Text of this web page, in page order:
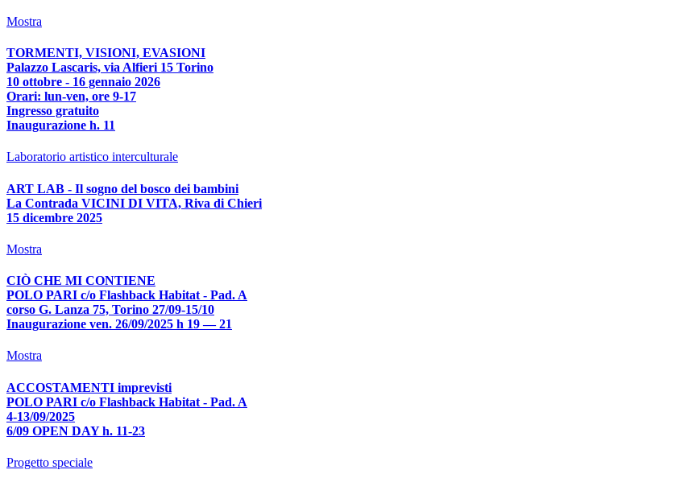
Mostra
TORMENTI, VISIONI, EVASIONI
Palazzo Lascaris, via Alfieri 15 Torino
10 ottobre - 16 gennaio 2026
Orari: lun-ven, ore 9-17
Ingresso gratuito
Inaugurazione h. 11
Laboratorio artistico interculturale
ART LAB - Il sogno del bosco dei bambini
La Contrada VICINI DI VITA, Riva di Chieri
15 dicembre 2025
Mostra
CIÒ CHE MI CONTIENE
POLO PARI c/o Flashback Habitat - Pad. A
corso G. Lanza 75, Torino 27/09-15/10
Inaugurazione ven. 26/09/2025 h 19 — 21
Mostra
ACCOSTAMENTI imprevisti
POLO PARI c/o Flashback Habitat - Pad. A
4-13/09/2025
6/09 OPEN DAY h. 11-23
Progetto speciale